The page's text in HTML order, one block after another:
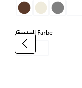
Gestell Farbeauswählen